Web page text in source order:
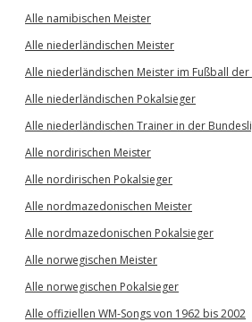
Alle namibischen Meister
Alle niederländischen Meister
Alle niederländischen Meister im Fußball der
Alle niederländischen Pokalsieger
Alle niederländischen Trainer in der
Alle nordirischen Meister
Alle nordirischen Pokalsieger
Alle nordmazedonischen Meister
Alle nordmazedonischen Pokalsieger
Alle norwegischen Meister
Alle norwegischen Pokalsieger
Alle offiziellen WM-Songs von 1962 bis 2002